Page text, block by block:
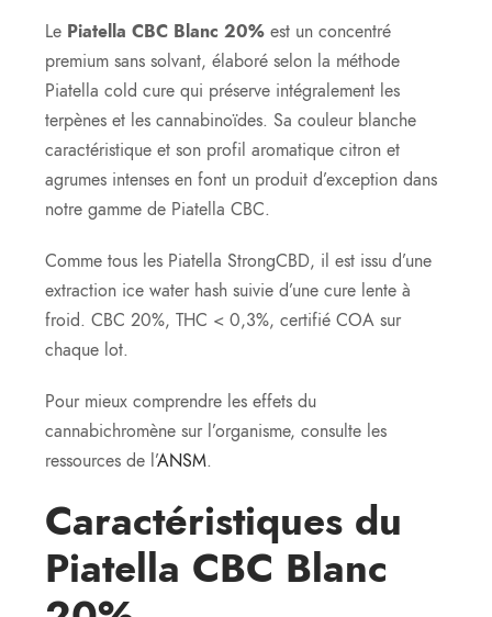
Le Piatella CBC Blanc 20% est un concentré
premium sans solvant, élaboré selon la méthode
Piatella cold cure qui préserve intégralement les
terpènes et les cannabinoïdes. Sa couleur blanche
caractéristique et son profil aromatique citron et
agrumes intenses en font un produit d’exception dans
notre gamme de Piatella CBC.
Comme tous les Piatella StrongCBD, il est issu d’une
extraction ice water hash suivie d’une cure lente à
froid. CBC 20%, THC < 0,3%, certifié COA sur
chaque lot.
Pour mieux comprendre les effets du
cannabichromène sur l’organisme, consulte les
ressources de l’ANSM.
Caractéristiques du
Piatella CBC Blanc